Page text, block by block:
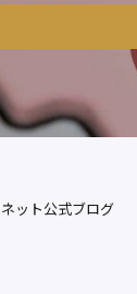
ット公式ブログ